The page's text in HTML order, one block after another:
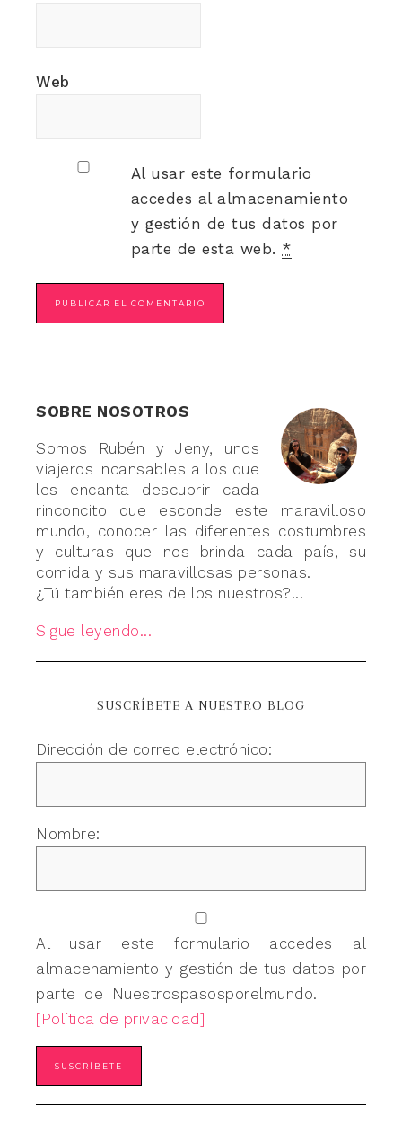
Web
Al usar este formulario
accedes al almacenamiento
y gestión de tus datos por
parte de esta web. *
SOBRE NOSOTROS
Somos Rubén y Jeny, unos
viajeros incansables a los que
les encanta descubrir cada
rinconcito que esconde este maravilloso
mundo, conocer las diferentes costumbres
y culturas que nos brinda cada país, su
comida y sus maravillosas personas.
¿Tú también eres de los nuestros?...
Sigue leyendo...
SUSCRÍBETE A NUESTRO BLOG
Dirección de correo electrónico:
Nombre:
Al usar este formulario accedes al
almacenamiento y gestión de tus datos por
parte de Nuestrospasosporelmundo.
[Política de privacidad]